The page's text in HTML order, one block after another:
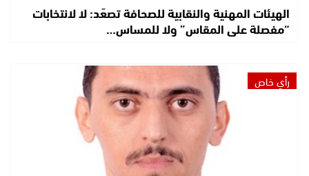
الهيئات المهنية والنقابية للصحافة تصعّد: لا لانتخابات
“مفصلة على المقاس” ولا للمساس…
رأي خاص